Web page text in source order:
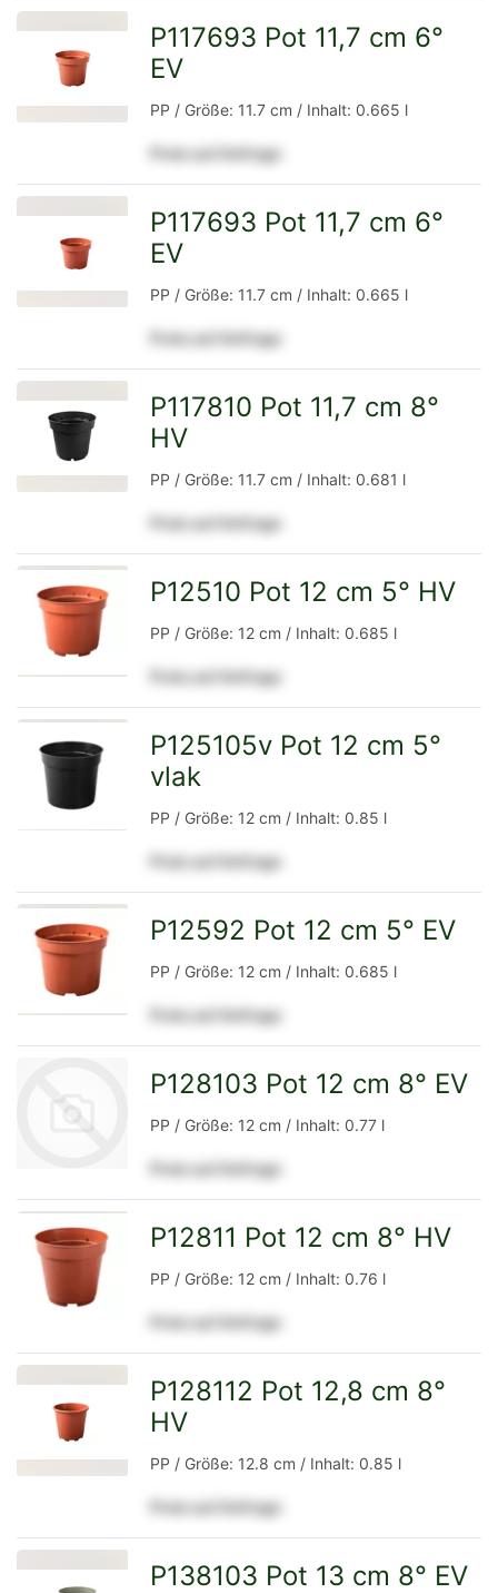
P117693 Pot 11,7 cm 6°
EV
PP / Größe: 11.7 cm / Inhalt: 0.665 l
Preis auf Anfrage
P117693 Pot 11,7 cm 6°
EV
PP / Größe: 11.7 cm / Inhalt: 0.665 l
Preis auf Anfrage
P117810 Pot 11,7 cm 8°
HV
PP / Größe: 11.7 cm / Inhalt: 0.681 l
Preis auf Anfrage
Detailseite
P12510 Pot 12 cm 5° HV
PP / Größe: 12 cm / Inhalt: 0.685 l
Preis auf Anfrage
P125105v Pot 12 cm 5°
vlak
PP / Größe: 12 cm / Inhalt: 0.85 l
Preis auf Anfrage
Detailseite
P12592 Pot 12 cm 5° EV
PP / Größe: 12 cm / Inhalt: 0.685 l
Preis auf Anfrage
zur
P128103 Pot 12 cm 8° EV
PP / Größe: 12 cm / Inhalt: 0.77 l
Preis auf Anfrage
Detailseite
P12811 Pot 12 cm 8° HV
PP / Größe: 12 cm / Inhalt: 0.76 l
Preis auf Anfrage
P128112 Pot 12,8 cm 8°
HV
PP / Größe: 12.8 cm / Inhalt: 0.85 l
Preis auf Anfrage
P138103 Pot 13 cm 8° EV